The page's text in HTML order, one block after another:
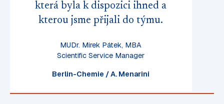
která byla k dispozici ihned a
kterou jsme přijali do týmu.
MUDr. Mirek Pátek, MBA
Scientific Service Manager
Berlin-Chemie / A. Menarini